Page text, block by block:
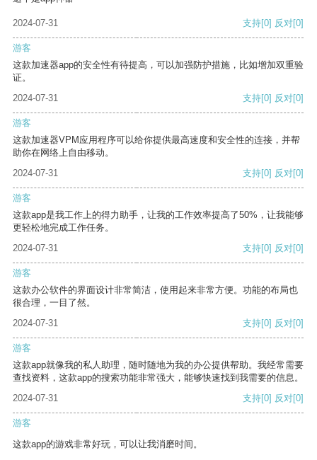
2024-07-31 支持[0] 反对[0]
游客
这款加速器app的安全性有待提高，可以加强防护措施，比如增加双重验
证。
2024-07-31
支持[0] 反对[0]
游客
这款加速器VPM应用程序可以给你提供最高速度和安全性的连接，并帮
助你在网络上自由移动。
2024-07-31
支持[0] 反对[0]
游客
这款app是我工作上的得力助手，让我的工作效率提高了50%，让我能够
更轻松地完成工作任务。
2024-07-31
支持[0] 反对[0]
游客
这款办公软件的界面设计非常简洁，使用起来非常方便。功能的布局也
很合理，一目了然。
2024-07-31
支持[0] 反对[0]
游客
这款app就像我的私人助理，随时随地为我的办公提供帮助。我经常需要
查找资料，这款app的搜索功能非常强大，能够快速找到我需要的信息。
2024-07-31
支持[0] 反对[0]
游客
这款app的游戏非常好玩，可以让我消磨时间。